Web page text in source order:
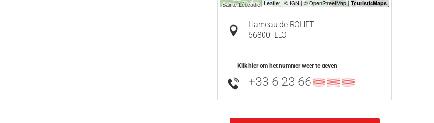
Hameau de ROHET
66800 LLO
Klik hier om het nummer weer te geven
+33 6 23 66▒▒ ▒▒ ▒▒